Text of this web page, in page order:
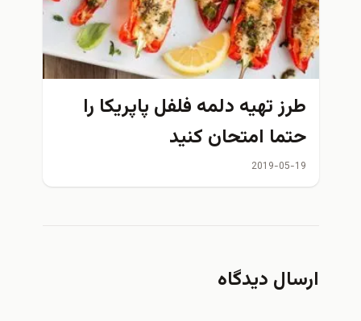
طرز تهیه دلمه فلفل پاپریکا را
حتما امتحان کنید
2019-05-19
ارسال دیدگاه